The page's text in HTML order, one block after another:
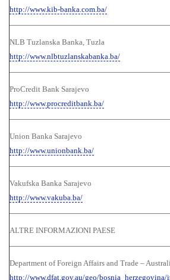
http://www.kib-banka.com.ba/
NLB Tuzlanska Banka, Tuzla
http://www.nlbtuzlanskabanka.ba/
ProCredit Bank Sarajevo
http://www.procreditbank.ba/
Union Banka Sarajevo
http://www.unionbank.ba/
Vakufska Banka Sarajevo
http://www.vakuba.ba/
ALTRE INFORMAZIONI PAESE
Department of Foreign Affairs and Trade –
http://www.dfat.gov.au/geo/